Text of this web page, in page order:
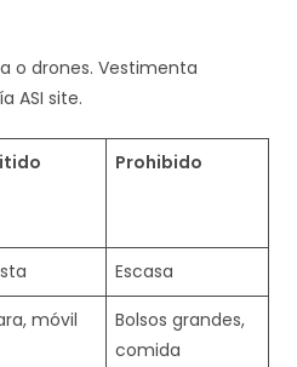
o drones. Vestimenta
ASI site.​
Prohibido
Escasa ​
móvil
Bolsos grandes,
comida